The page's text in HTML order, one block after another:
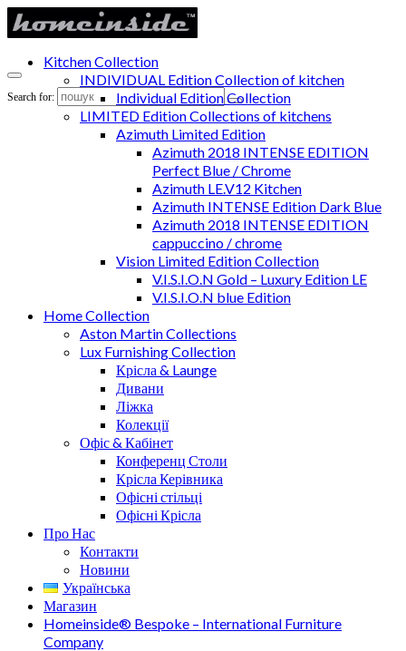
Search for:
Kitchen Collection
INDIVIDUAL Edition Collection of kitchen
Individual Edition Collection
LIMITED Edition Collections of kitchens
Azimuth Limited Edition
Azimuth 2018 INTENSE EDITION
Perfect Blue / Chrome
Azimuth LE.V12 Kitchen
Azimuth INTENSE Edition Dark Blue
Azimuth 2018 INTENSE EDITION
cappuccino / chrome
Vision Limited Edition Collection
V.I.S.I.O.N Gold – Luxury Edition LE
V.I.S.I.O.N blue Edition
Home Collection
Aston Martin Collections
Lux Furnishing Collection
Крісла & Launge
Дивани
Ліжка
Колекції
Офіс & Кабінет
Конференц Столи
Крісла Керівника
Офісні стільці
Офісні Крісла
Про Нас
Контакти
Новини
Українська
Магазин
Homeinside® Bespoke – International Furniture
Company